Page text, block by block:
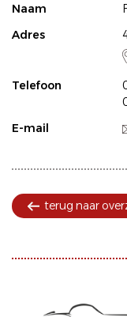
Naam
Adres
Telefoon
E-mail
terug naar